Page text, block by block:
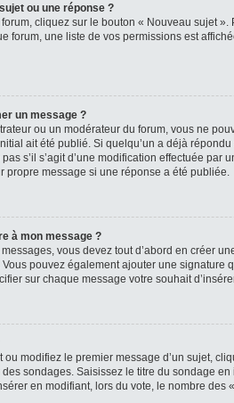
ou une réponse ?
cliquez sur le bouton « Nouveau sujet
forum, une liste de vos permissions est
un message ?
ou un modérateur du forum, vous ne
ait été publié. Si quelqu’un a déjà
s’il s’agit d’une modification effectuée
propre message si une réponse a été publiée.
à mon message ?
vous devez tout d’abord en créer
pouvez également ajouter une
sur chaque message votre souhait
modifiez le premier message d’un sujet,
sondages. Saisissez le titre du sondage
en modifiant, lors du vote, le nombre